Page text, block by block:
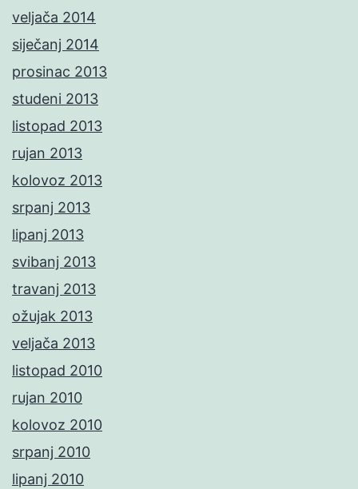
veljača 2014
siječanj 2014
prosinac 2013
studeni 2013
listopad 2013
rujan 2013
kolovoz 2013
srpanj 2013
lipanj 2013
svibanj 2013
travanj 2013
ožujak 2013
veljača 2013
listopad 2010
rujan 2010
kolovoz 2010
srpanj 2010
lipanj 2010